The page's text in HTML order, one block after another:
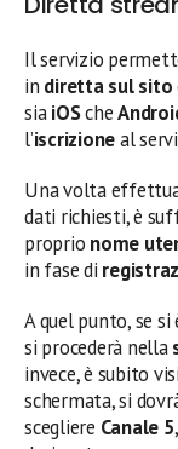
Il servizio
in diretta sul sito
siaiOSche
l’iscrizioneal
Una volta
dati richiesti, è
proprio nome
in fase di
A quel punto, se
si procederà nella
invece, è subito
schermata, si
scegliere Canale 5